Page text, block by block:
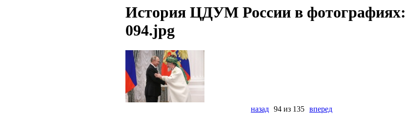
История ЦДУМ России в фотографиях:
094.jpg
назад 94 из 135 вперед